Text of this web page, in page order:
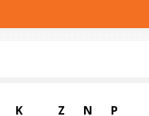
K Z N P